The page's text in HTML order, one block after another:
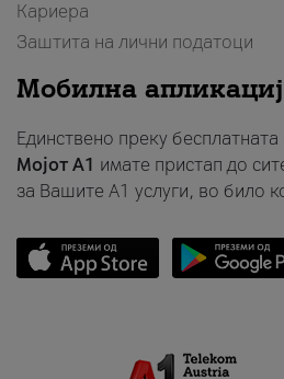
Кариера
Заштита на лични податоци
Мобилна
Единствено преку
Мојот A1 имате пристап до
за Вашите A1 услуги, во било